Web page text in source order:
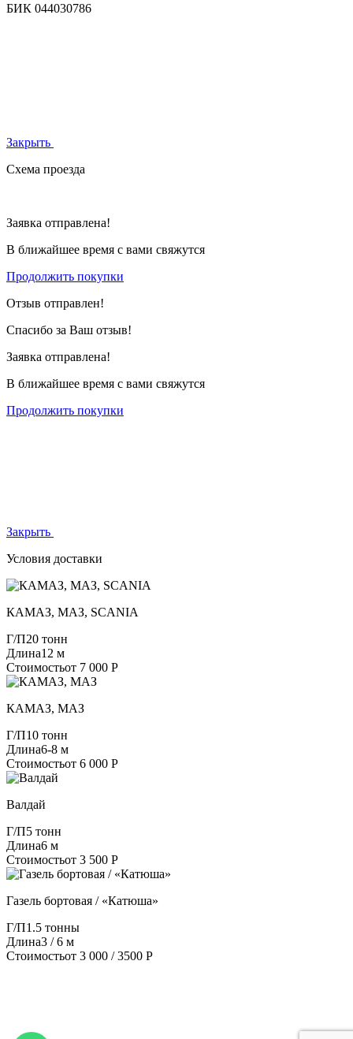
БИК 044030786
Закрыть
Схема проезда
Заявка отправлена!
В ближайшее время с вами свяжутся
Продолжить покупки
Отзыв отправлен!
Спасибо за Ваш отзыв!
Заявка отправлена!
В ближайшее время с вами свяжутся
Продолжить покупки
Закрыть
Условия доставки
КАМАЗ, МАЗ, SCANIA
Г/П20 тонн
Длина12 м
Стоимостьот 7 000 Р
КАМАЗ, МАЗ
Г/П10 тонн
Длина6-8 м
Стоимостьот 6 000 Р
Валдай
Г/П5 тонн
Длина6 м
Стоимостьот 3 500 Р
Газель бортовая / «Катюша»
Г/П1.5 тонны
Длина3 / 6 м
Стоимостьот 3 000 / 3500 Р